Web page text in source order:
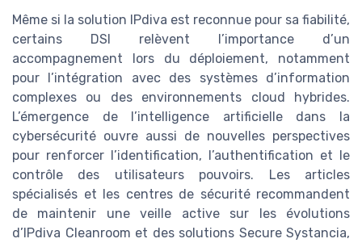
Même si la solution IPdiva est reconnue pour sa fiabilité,
certains DSI relèvent l’importance d’un
accompagnement lors du déploiement, notamment
pour l’intégration avec des systèmes d’information
complexes ou des environnements cloud hybrides.
L’émergence de l’intelligence artificielle dans la
cybersécurité ouvre aussi de nouvelles perspectives
pour renforcer l’identification, l’authentification et le
contrôle des utilisateurs pouvoirs. Les articles
spécialisés et les centres de sécurité recommandent
de maintenir une veille active sur les évolutions
d’IPdiva Cleanroom et des solutions Secure Systancia,